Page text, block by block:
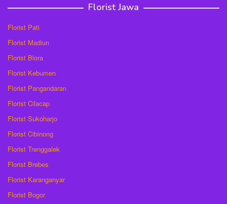
Florist Jawa
Florist Pati
Florist Madiun
Florist Blora
Florist Kebumen
Florist Pangandaran
Florist Cilacap
Florist Sukoharjo
Florist Cibinong
Florist Trenggalek
Florist Brebes
Florist Karanganyar
Florist Bogor